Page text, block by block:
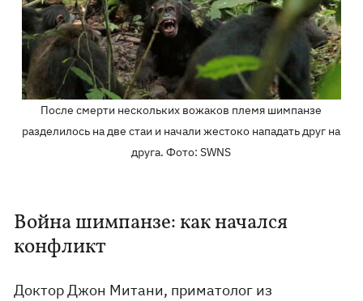
После смерти нескольких вожаков племя шимпанзе
разделилось на две стаи и начали жестоко нападать друг на
друга. Фото: SWNS
Война шимпанзе: как начался
конфликт
Доктор Джон Митани, приматолог из